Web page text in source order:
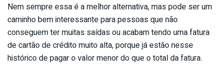
Nem sempre essa é a melhor alternativa, mas pode ser um
caminho bem interessante para pessoas que não
conseguem ter muitas saídas ou acabam tendo uma fatura
de cartão de crédito muito alta, porque já estão nesse
histórico de pagar o valor menor do que o total da fatura.